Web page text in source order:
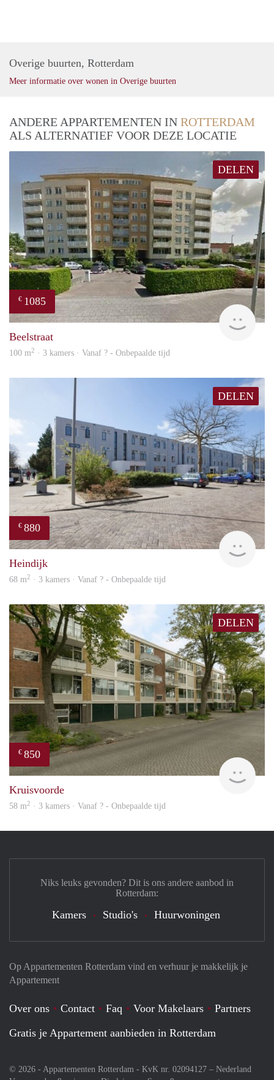
Overige buurten, Rotterdam
Meer informatie over wonen in Overige buurten
ANDERE APPARTEMENTEN IN ROTTERDAM
ALS ALTERNATIEF VOOR DEZE LOCATIE
DELEN
€ 1085
rent
Beelstraat
100 m2 · 3 kamers · Vanaf ? - Onbepaalde tijd
DELEN
€ 880
Heindijk
68 m2 · 3 kamers · Vanaf ? - Onbepaalde tijd
DELEN
€ 850
Kruisvoorde
58 m2 · 3 kamers · Vanaf ? - Onbepaalde tijd
Op Appartementen Rotterdam vind en verhuur je makkelijk je
Appartement
Over ons Contact Faq Voor Makelaars
Partners
Gratis je Appartement aanbieden in Rotterdam
© 2026 - Appartementen Rotterdam - KvK nr. 02094127 – Nederland
Niks leuks gevonden? Dit is ons andere aanbod in
Rotterdam:
Kamers Studio's Huurwoningen